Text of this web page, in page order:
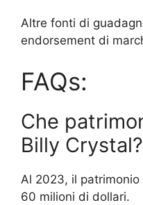
Altre fonti di
endorsement di
FAQs:
Che
Billy Crystal?
Al 2023, il
60 milioni di dollari.